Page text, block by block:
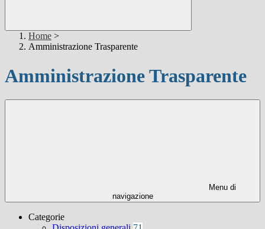
Home >
Amministrazione Trasparente
Amministrazione Trasparente
Menu di
navigazione
Categorie